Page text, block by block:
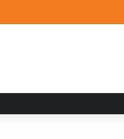
con nuevas obras de artistas